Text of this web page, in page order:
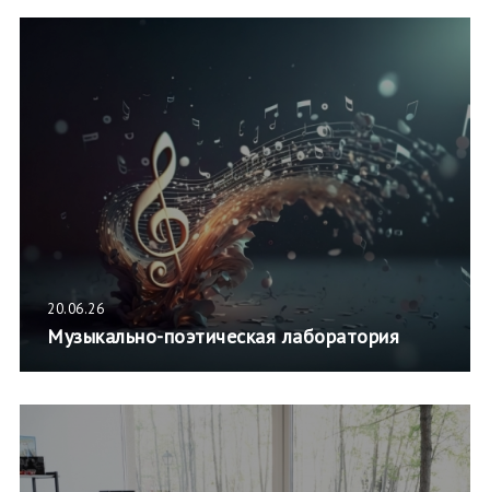
20.06.26
Музыкально-поэтическая лаборатория